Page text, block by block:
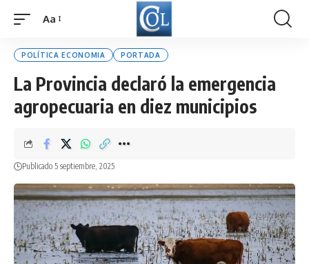
Font
Aa
POLÍTICA ECONOMIA PORTADA
La Provincia declaró la emergencia
agropecuaria en diez municipios
Publicado 5 septiembre, 2025